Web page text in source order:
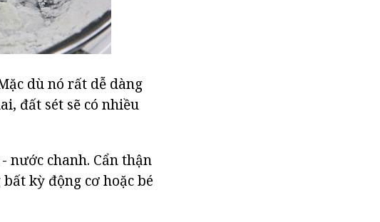
dù nó rất dễ dàng
đất sét sẽ có nhiều
nước chanh. Cẩn thận
kỳ động cơ hoặc bé